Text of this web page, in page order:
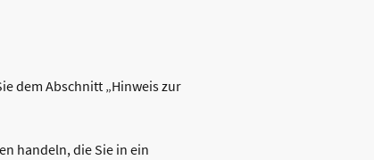
dem Abschnitt „Hinweis zur
handeln, die Sie in ein